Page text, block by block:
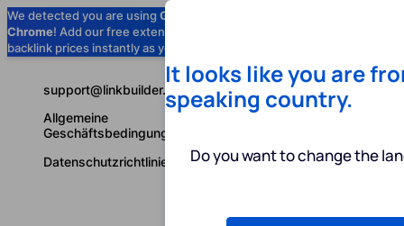
We detected you are using Google
Chrome! Add our free extension to check
backlink prices instantly as you browse.
support@linkbuilder.com
Allgemeine
Geschäftsbedingungen
Datenschutzrichtlinie
It looks like you are
speaking country.
Do you want to change the